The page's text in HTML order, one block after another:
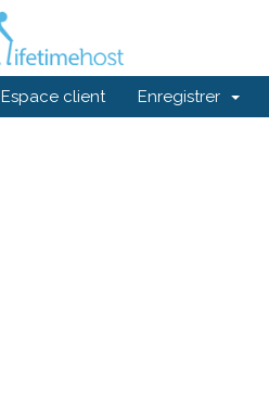
Espace client Enregistrer